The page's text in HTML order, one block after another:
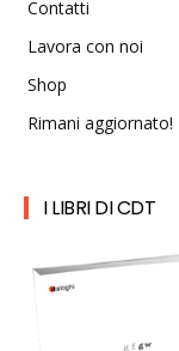
Contatti
Lavora con noi
Shop
Rimani aggiornato!
I LIBRI DI CDT